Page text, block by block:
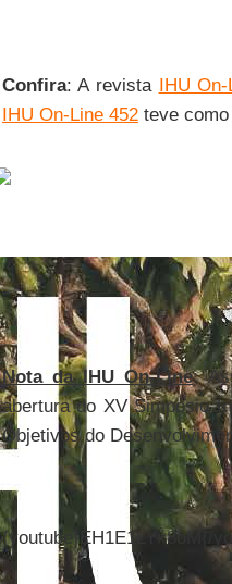
Confira:A revista IHU
IHU On-Line 452teve como
Nota da IHU On-Line:
abertura do XV Simpósio
Objetivos do
{youtube}EH1E1LYx8oM{/